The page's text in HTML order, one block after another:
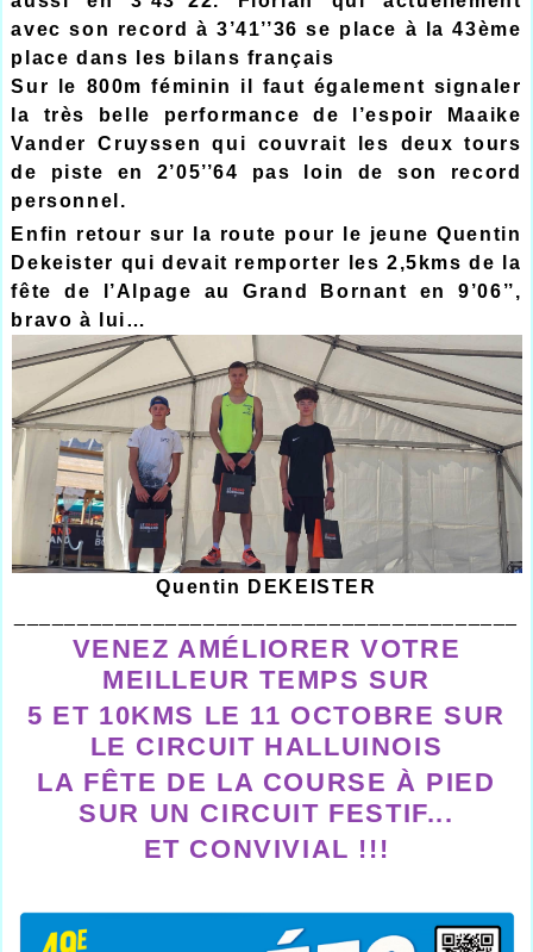
avec son record à 3’41’’36 se place à la 43ème
place dans les bilans français
Sur le 800m féminin il faut également signaler
la très belle performance de l’espoir Maaike
Vander Cruyssen qui couvrait les deux tours
de piste en 2’05’’64 pas loin de son record
personnel.
Enfin retour sur la route pour le jeune Quentin
Dekeister qui devait remporter les 2,5kms de la
fête de l’Alpage au Grand Bornant en 9’06’’,
bravo à lui…
Quentin DEKEISTER
VENEZ AMÉLIORER VOTRE
MEILLEUR TEMPS SUR
5 ET 10KMS LE 11 OCTOBRE SUR
LE CIRCUIT HALLUINOIS
LA FÊTE DE LA COURSE À PIED
SUR UN CIRCUIT FESTIF...
ET CONVIVIAL !!!